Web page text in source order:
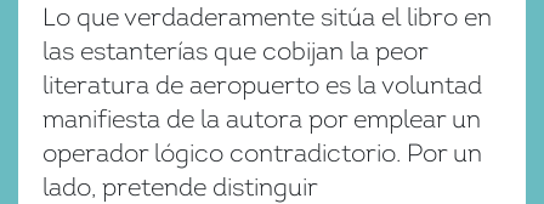
Lo que verdaderamente sitúa el libro en
las estanterías que cobijan la peor
literatura de aeropuerto es la voluntad
manifiesta de la autora por emplear un
operador lógico contradictorio. Por un
lado, pretende distinguir